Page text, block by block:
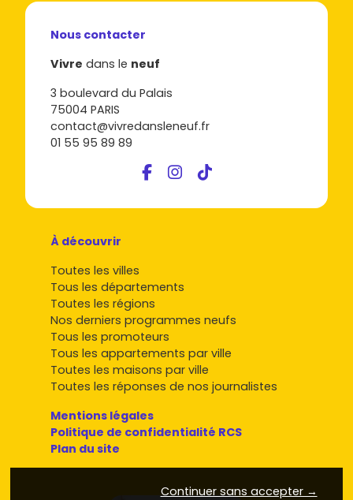
Nous contacter
Vivre dans le neuf
3 boulevard du Palais
75004 PARIS
contact@vivredansleneuf.fr
01 55 95 89 89
À découvrir
Toutes les villes
Tous les départements
Toutes les régions
Nos derniers programmes neufs
Tous les promoteurs
Tous les appartements par ville
Toutes les maisons par ville
Toutes les réponses de nos journalistes
Mentions légales
Politique de confidentialité RCS
Plan du site
Continuer sans accepter →